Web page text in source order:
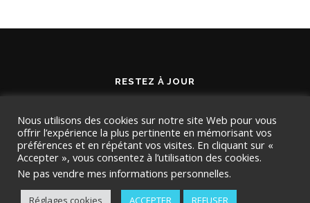
RESTEZ À JOUR
Nous utilisons des cookies sur notre site Web pour vous
offrir l’expérience la plus pertinente en mémorisant vos
préférences et en répétant vos visites. En cliquant sur «
Accepter », vous consentez à l’utilisation des cookies.
Ne pas vendre mes informations personnelles.
Réglages cookies ACCEPTER REFUSER